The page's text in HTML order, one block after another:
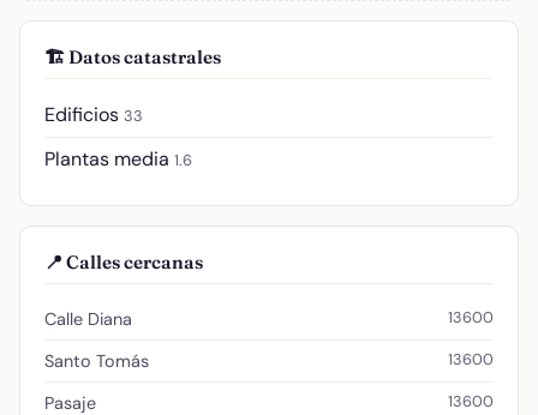
🏗️ Datos catastrales
Edificios 33
Plantas media 1.6
📍 Calles cercanas
Calle Diana 13600
Santo Tomás 13600
Pasaje 13600